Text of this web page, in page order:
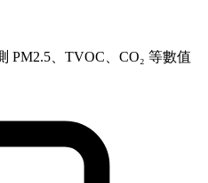
PM2.5、TVOC、CO₂ 等數值